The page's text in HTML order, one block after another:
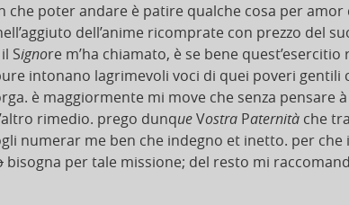
che poter andare è patire qualche cosa per amor
dell’anime ricomprate con prezzo del
Signore m’ha chiamato, è se bene
intonano lagrimevoli voci di quei poveri gentili
è maggiormente mi move che senza pensare
rimedio. prego dunqueVostra Paternità che
numerar me ben che indegno et inetto. per che
bisogna per tale missione; del resto mi